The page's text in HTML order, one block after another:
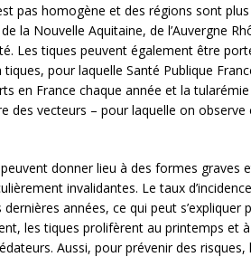
pas homogène et des régions sont
la Nouvelle Aquitaine, de l’Auvergne
Les tiques peuvent également être
tiques, pour laquelle Santé Publique
en France chaque année et la
des vecteurs – pour laquelle on
donner lieu à des formes graves
invalidantes. Le taux
années, ce qui peut s’expliquer
les tiques prolifèrent au printemps et
Aussi, pour prévenir des risques,